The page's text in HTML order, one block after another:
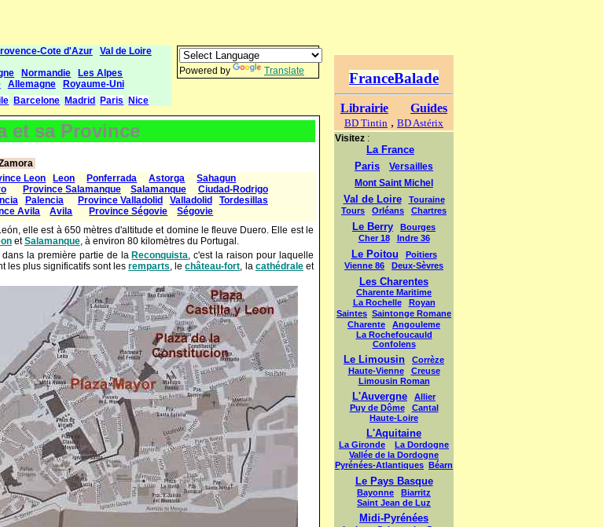
Powered by Translate
Cote d'Azur
Val de Loire
Normandie
Les Alpes
Allemagne
Royaume-Uni
Barcelone Madrid Paris Nice
et sa Province
Leon Leon Ponferrada Astorga
Sahagun
Province Salamanque Salamanque
Ciudad-Rodrigo
Palencia Province Valladolid Valladolid
Tordesillas
Avila Avila Province Ségovie
Ségovie
elle est à 650 mètres d'altitude et domine le fleuve Duero. Elle est le
etSalamanque, à environ 80 kilomètres du Portugal.
dans la première partie de laReconquista , c'est la raison pour laquelle
les plus significatifs sont lesremparts , lechâteau-fort , la cathédraleet